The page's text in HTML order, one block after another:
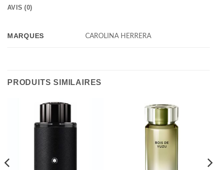
AVIS (0)
MARQUES CAROLINA HERRERA
PRODUITS SIMILAIRES